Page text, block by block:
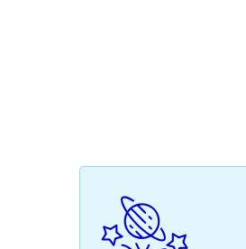
THÔNG ĐIỆP HIỆU TRƯỞNG